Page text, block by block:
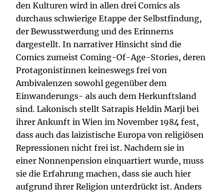
den Kulturen wird in allen drei Comics als
durchaus schwierige Etappe der Selbstfindung,
der Bewusstwerdung und des Erinnerns
dargestellt. In narrativer Hinsicht sind die
Comics zumeist Coming-Of-Age-Stories, deren
Protagonistinnen keineswegs frei von
Ambivalenzen sowohl gegenüber dem
Einwanderungs- als auch dem Herkunftsland
sind. Lakonisch stellt Satrapis Heldin Marji bei
ihrer Ankunft in Wien im November 1984 fest,
dass auch das laizistische Europa von religiösen
Repressionen nicht frei ist. Nachdem sie in
einer Nonnenpension einquartiert wurde, muss
sie die Erfahrung machen, dass sie auch hier
aufgrund ihrer Religion unterdrückt ist. Anders